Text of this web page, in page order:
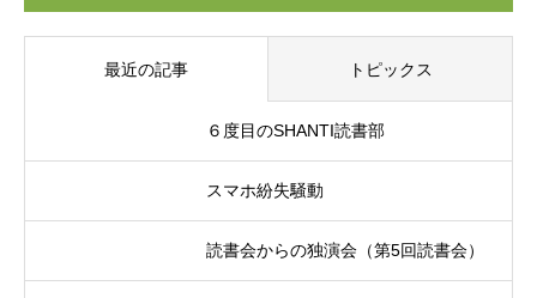
最近の記事 トピックス
６度目のSHANTI読書部
スマホ紛失騒動
読書会からの独演会（第5回読書会）